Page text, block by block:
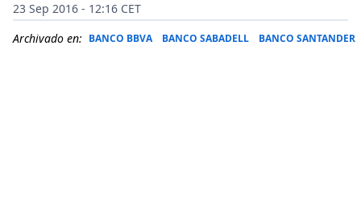
23 Sep 2016 - 12:16 CET
Archivado en: BANCO BBVA BANCO SABADELL BANCO SANTANDER